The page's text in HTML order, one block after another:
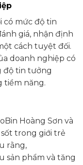
có mức độ tin
giá, nhận định
cách tuyệt đối.
doanh nghiệp có
độ tin tưởng
tiềm năng.
Hoàng Sơn và
trong giới trẻ
rằng,
sản phẩm và tăng